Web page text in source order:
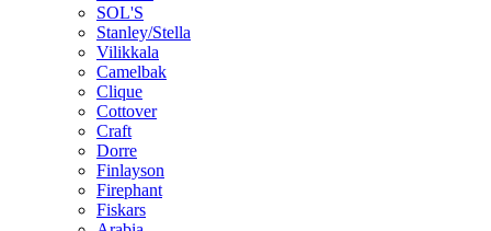
SOL'S
Stanley/Stella
Vilikkala
Camelbak
Clique
Cottover
Craft
Dorre
Finlayson
Firephant
Fiskars